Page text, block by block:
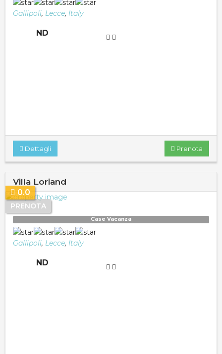
Gallipoli, Lecce, Italy
ND
Prenota
Dettagli
Villa Loriand
PRENOTA
0.0
Case Vacanza
Gallipoli, Lecce, Italy
ND